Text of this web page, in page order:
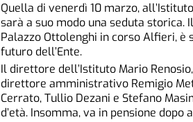
Quella di venerdì 10 marzo,
sarà a suo modo una seduta storica.
Palazzo Ottolenghi in corso Alfieri,
futuro dell’Ente.
Il direttore dell’Istituto Mario
direttore amministrativo Remigio
Cerrato, Tullio Dezani e Stefano
d’età. Insomma, va in pensione